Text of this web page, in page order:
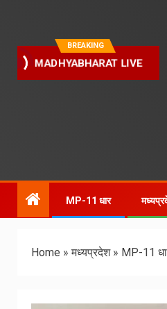
BREAKING
MADHYABHARAT LIVE
MP-11 धार
Home »मध्यप्रदेश» MP-11